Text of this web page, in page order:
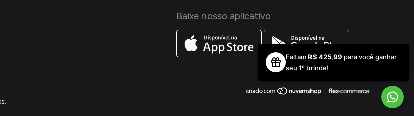
Baixe nosso aplicativo
FaltamR$ 425,99 para você ganhar
seu 1º brinde!